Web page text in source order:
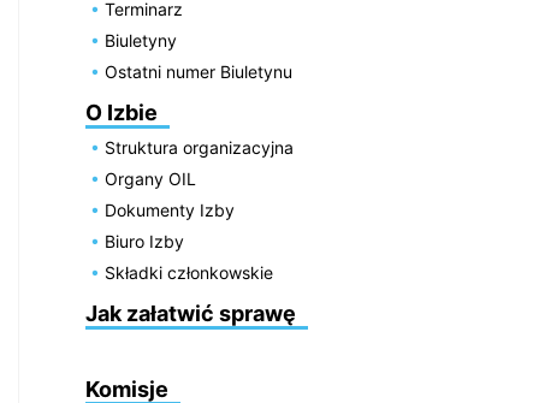
Terminarz
Biuletyny
Ostatni numer Biuletynu
O Izbie
Struktura organizacyjna
Organy OIL
Dokumenty Izby
Biuro Izby
Składki członkowskie
Jak załatwić sprawę
Komisje